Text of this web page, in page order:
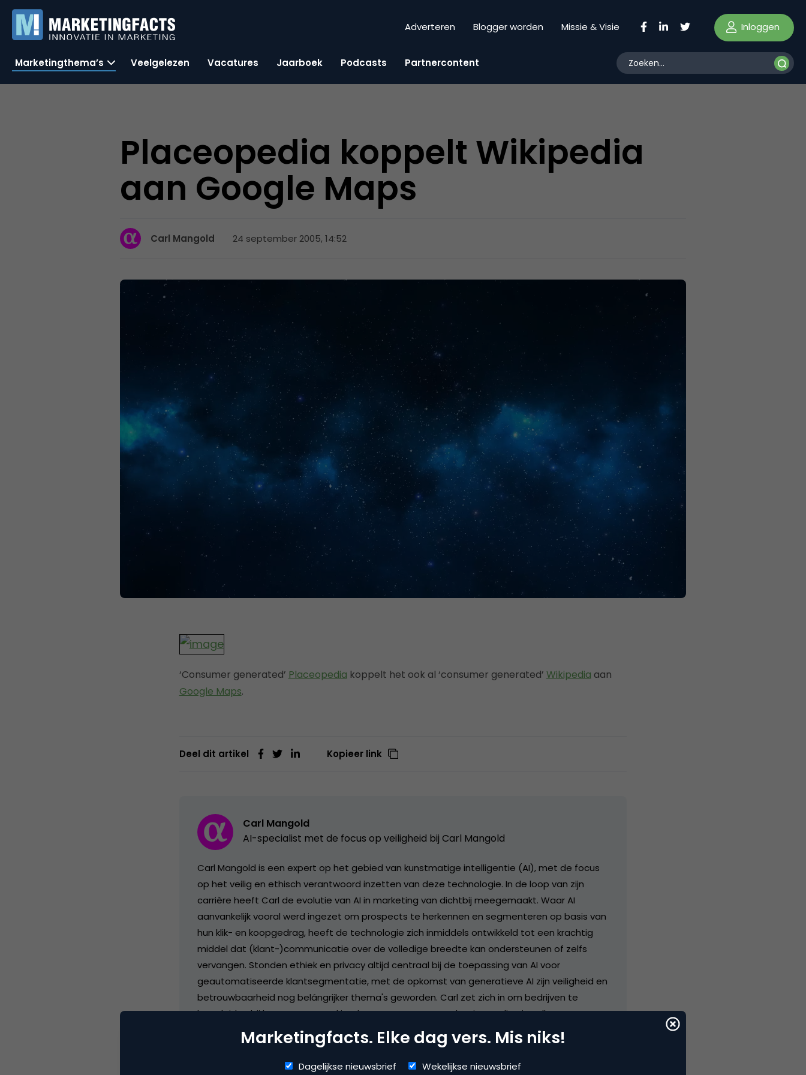
Adverteren Blogger worden Missie & Visie Inloggen
Marketingthema’s Veelgelezen Vacatures Jaarboek Podcasts Partnercontent
Placeopedia koppelt Wikipedia
aan Google Maps
Carl Mangold 24 september 2005, 14:52
‘Consumer generated’ Placeopedia koppelt het ook al ‘consumer generated’ Wikipedia aan
Google Maps.
Deel dit artikel Kopieer link
Carl Mangold
AI-specialist met de focus op veiligheid bij Carl Mangold
Carl Mangold is een expert op het gebied van kunstmatige intelligentie (AI), met de focus
op het veilig en ethisch verantwoord inzetten van deze technologie. In de loop van zijn
carrière heeft Carl de evolutie van AI in marketing van dichtbij meegemaakt. Waar AI
aanvankelijk vooral werd ingezet om prospects te herkennen en segmenteren op basis van
hun klik- en koopgedrag, heeft de technologie zich inmiddels ontwikkeld tot een krachtig
middel dat (klant-)communicatie over de volledige breedte kan ondersteunen of zelfs
vervangen. Stonden ethiek en privacy altijd centraal bij de toepassing van AI voor
geautomatiseerde klantsegmentatie, met de opkomst van generatieve AI zijn veiligheid en
betrouwbaarheid nog belángrijker thema's geworden. Carl zet zich in om bedrijven te
begeleiden bij het verantwoord implementeren van AI-oplossingen die niet alleen
efficiëntie en klanttevredenheid verhogen, maar ook voldoen aan de hoogste ethische en
veiligheidsstandaarden. Met zijn diepgaande kennis van AI en zijn toewijding aan veilige
praktijken, helpt Carl organisaties de balans te vinden tussen innovatie en
Marketingfacts. Elke dag vers. Mis niks!
Dagelijkse nieuwsbrief Wekelijkse nieuwsbrief